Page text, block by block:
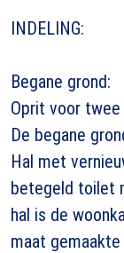
INDELING:
Begane grond:
Oprit voor twee
De begane
Hal met
betegeld toilet
hal is de
maat gemaakte